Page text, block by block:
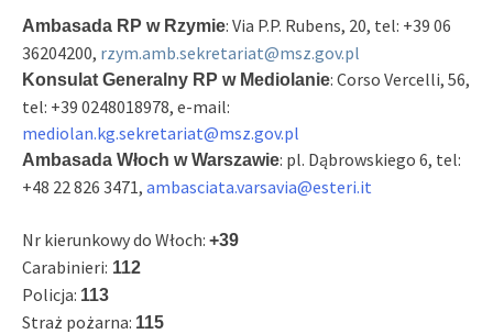
Ambasada RP w Rzymie: Via P.P. Rubens, 20, tel: +39 06
36204200, rzym.amb.sekretariat@msz.gov.pl
Konsulat Generalny RP w Mediolanie: Corso Vercelli, 56,
tel: +39 0248018978, e-mail:
mediolan.kg.sekretariat@msz.gov.pl
Ambasada Włoch w Warszawie: pl. Dąbrowskiego 6, tel:
+48 22 826 3471, ambasciata.varsavia@esteri.it
Nr kierunkowy do Włoch: +39
Carabinieri: 112
Policja: 113
Straż pożarna: 115